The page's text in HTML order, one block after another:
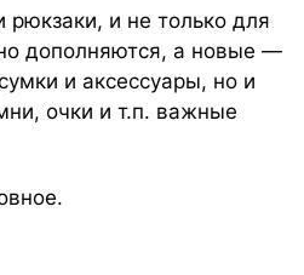
и не только для
дополняются, а новые —
и аксессуары, но и
очки и т.п. важные